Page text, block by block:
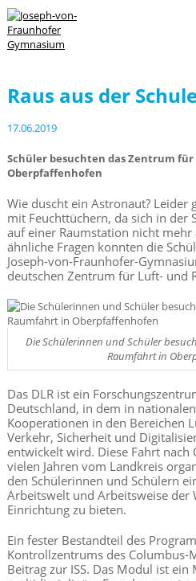
Raus aus der
17.06.2019
Schüler besuchten das Zentrum
Oberpfaffenhofen
Wie duscht ein Astronaut? Leider
mitFeuchttüchern, da sich in der
auf einer Raumstation nicht mehr
ähnliche Fragen konnten die
Joseph-von-Fraunhofer-
deutschen Zentrum für Luft- und
Die Schülerinnen und Schüler
Raumfahrt in
Das DLR ist ein
Deutschland, in dem in
Kooperationen in den Bereichen
Verkehr, Sicherheit und
entwickelt wird. Diese Fahrt
vielen Jahren vom Landkreis
den Schülerinnen und Schülern
Arbeitswelt und Arbeitsweise der
Einrichtung zu bieten.
Ein fester Bestandteil des P
Kontrollzentrums des Columbus-
Beitrag zur ISS. Das Modul ist ein